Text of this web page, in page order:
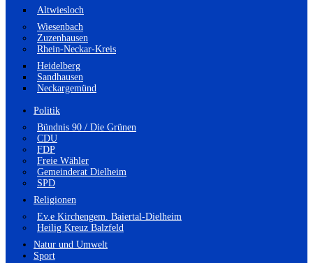
Altwiesloch
Wiesenbach
Zuzenhausen
Rhein-Neckar-Kreis
Heidelberg
Sandhausen
Neckargemünd
Politik
Bündnis 90 / Die Grünen
CDU
FDP
Freie Wähler
Gemeinderat Dielheim
SPD
Religionen
Ev.e Kirchengem. Baiertal-Dielheim
Heilig Kreuz Balzfeld
Natur und Umwelt
Sport